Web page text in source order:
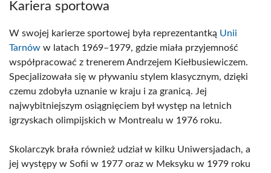
Kariera sportowa
W swojej karierze sportowej była reprezentantką Unii
Tarnów w latach 1969–1979, gdzie miała przyjemność
współpracować z trenerem Andrzejem Kiełbusiewiczem.
Specjalizowała się w pływaniu stylem klasycznym, dzięki
czemu zdobyła uznanie w kraju i za granicą. Jej
najwybitniejszym osiągnięciem był występ na letnich
igrzyskach olimpijskich w Montrealu w 1976 roku.
Skolarczyk brała również udział w kilku Uniwersjadach, a
jej występy w Sofii w 1977 oraz w Meksyku w 1979 roku